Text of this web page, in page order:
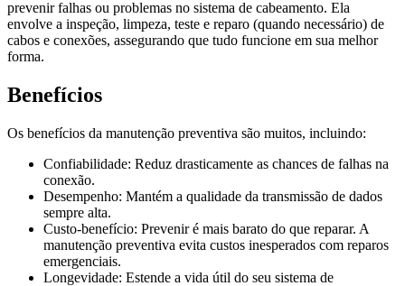
prevenir falhas ou problemas no sistema de cabeamento. Ela
envolve a inspeção, limpeza, teste e reparo (quando necessário) de
cabos e conexões, assegurando que tudo funcione em sua melhor
forma.
Benefícios
Os benefícios da manutenção preventiva são muitos, incluindo:
Confiabilidade: Reduz drasticamente as chances de falhas na
conexão.
Desempenho: Mantém a qualidade da transmissão de dados
sempre alta.
Custo-benefício: Prevenir é mais barato do que reparar. A
manutenção preventiva evita custos inesperados com reparos
emergenciais.
Longevidade: Estende a vida útil do seu sistema de